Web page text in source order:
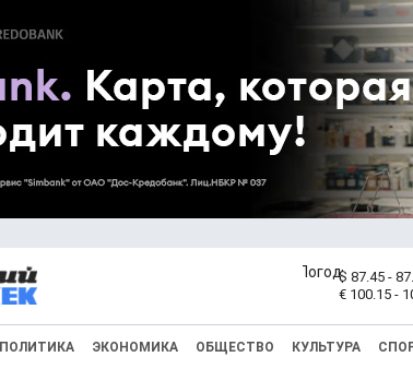
$ 87.45 -
€ 100.15 -
ПОЛИТИКА ЭКОНОМИКА ОБЩЕСТВО КУЛЬТУРА